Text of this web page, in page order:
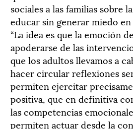
sociales a las familias sobre
educar sin generar miedo
“La idea es que la emoción
apoderarse de las
que los adultos llevamos a
hacer circular reflexiones
permiten ejercitar
positiva, que en definitiva
las competencias
permiten actuar desde la